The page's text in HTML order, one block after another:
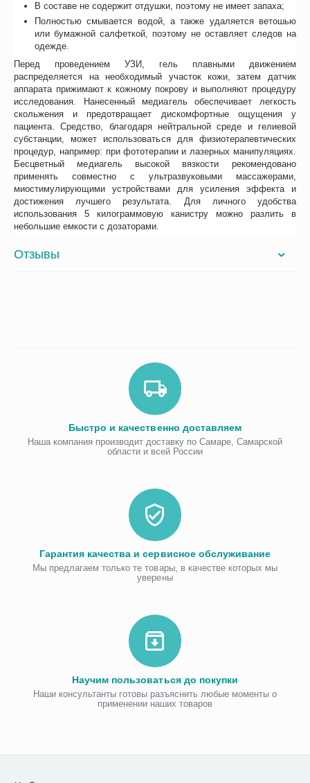
В составе не содержит отдушки, поэтому не имеет запаха;
Полностью смывается водой, а также удаляется ветошью
или бумажной салфеткой, поэтому не оставляет следов на
одежде.
Перед проведением УЗИ, гель плавными движением
распределяется на необходимый участок кожи, затем датчик
аппарата прижимают к кожному покрову и выполняют процедуру
исследования. Нанесенный медиагель обеспечивает легкость
скольжения и предотвращает дискомфортные ощущения у
пациента. Средство, благодаря нейтральной среде и гелиевой
субстанции, может использоваться для физиотерапевтических
процедур, например: при фототерапии и лазерных манипуляциях.
Бесцветный медиагель высокой вязкости рекомендовано
применять совместно с ультразвуковыми массажерами,
миостимулирующими устройствами для усиления эффекта и
достижения лучшего результата. Для личного удобства
использования 5 килограммовую канистру можно разлить в
небольшие емкости с дозаторами.
Отзывы
Быстро и качественно доставляем
Наша компания производит доставку по Самаре, Самарской
области и всей России
Гарантия качества и сервисное обслуживание
Мы предлагаем только те товары, в качестве которых мы
уверены
Научим пользоваться до покупки
Наши консультанты готовы разъяснить любые моменты о
применении наших товаров